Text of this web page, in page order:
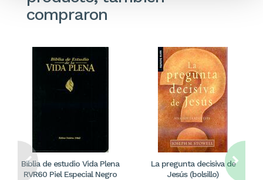
compraron
Biblia de estudio Vida Plena
RVR60 Piel Especial Negro
La pregunta decisiva de
Jesús (bolsillo)